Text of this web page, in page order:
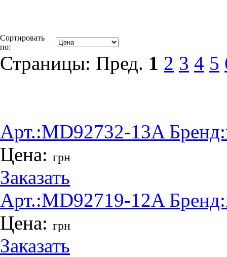
Сортировать
по:
Страницы: Пред. 1 2 3 4 5
Арт.:MD92732-13A Бренд:
Цена: грн
Заказать
Арт.:MD92719-12A Бренд:
Цена: грн
Заказать